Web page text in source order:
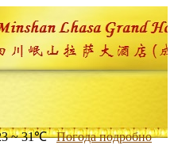
~ 31℃ Погода подробно